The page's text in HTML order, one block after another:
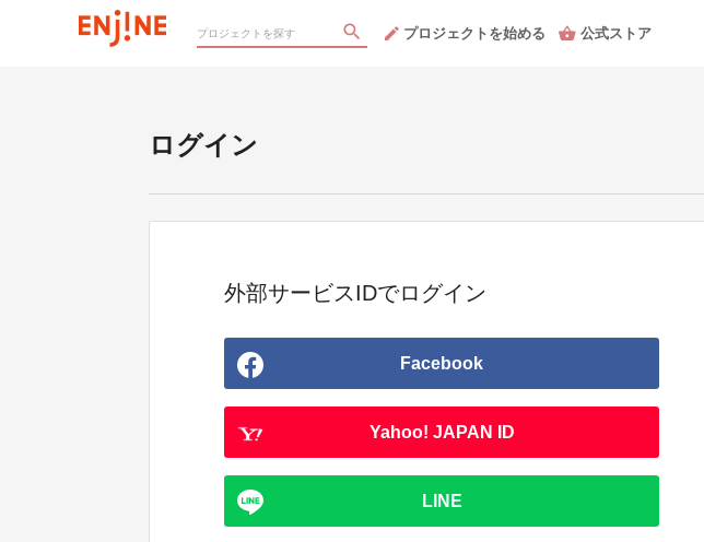
プロジェクトを始める 公式ストア
ログイン
外部サービスIDでログイン
Facebook
Yahoo! JAPAN ID
LINE